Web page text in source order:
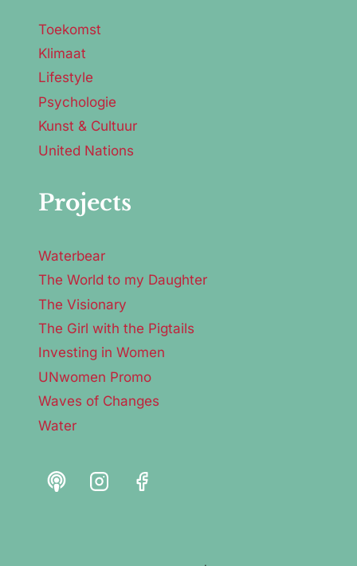
Toekomst
Klimaat
Lifestyle
Psychologie
Kunst & Cultuur
United Nations
Projects
Waterbear
The World to my Daughter
The Visionary
The Girl with the Pigtails
Investing in Women
UNwomen Promo
Waves of Changes
Water